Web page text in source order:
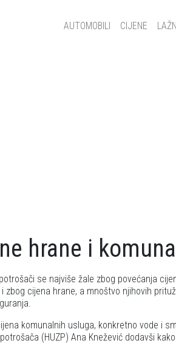
Main navigation
AUTOMOBILI CIJENE
hrane i
se najviše žale zbog povećanja
cijena hrane, a mnoštvo njihovih
komunalnih usluga, konkretno vode i
(HUZP) Ana Knežević dodavši